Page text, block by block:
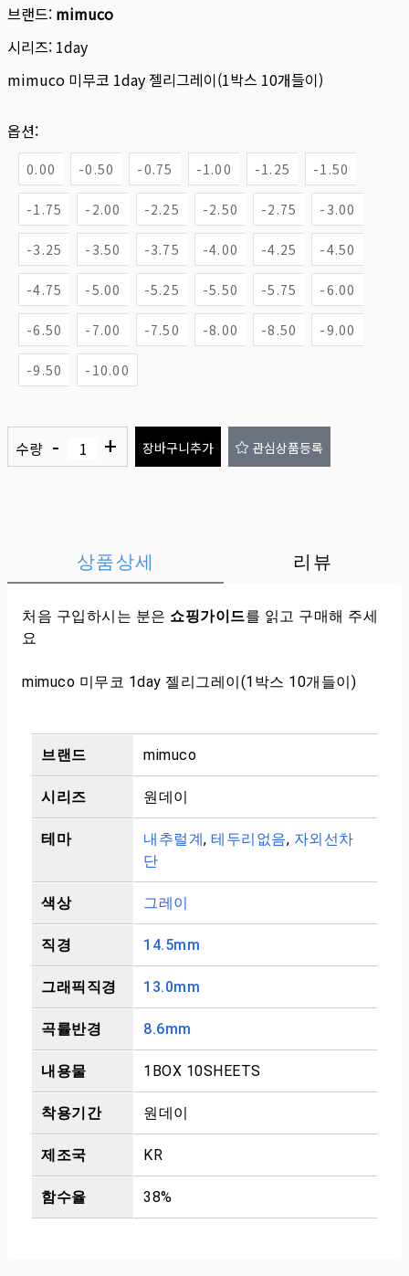
브랜드: mimuco
시리즈: 1day
mimuco 미무코 1day 젤리그레이(1박스 10개들이)
옵션:
0.00 -0.50 -0.75 -1.00 -1.25 -1.50
-1.75 -2.00 -2.25 -2.50 -2.75 -3.00
-3.25 -3.50 -3.75 -4.00 -4.25 -4.50
-4.75 -5.00 -5.25 -5.50 -5.75 -6.00
-6.50 -7.00 -7.50 -8.00 -8.50 -9.00
-9.50 -10.00
수량 - + 장바구니추가 관심상품등록
상품상세 리뷰
처음 구입하시는 분은 쇼핑가이드를 읽고 구매해 주세
요
mimuco 미무코 1day 젤리그레이(1박스 10개들이)
브랜드 mimuco
시리즈 원데이
테마 내추럴계, 테두리없음, 자외선차
단
색상 그레이
직경 14.5mm
그래픽직경 13.0mm
곡률반경 8.6mm
내용물 1BOX 10SHEETS
착용기간 원데이
제조국 KR
함수율 38%